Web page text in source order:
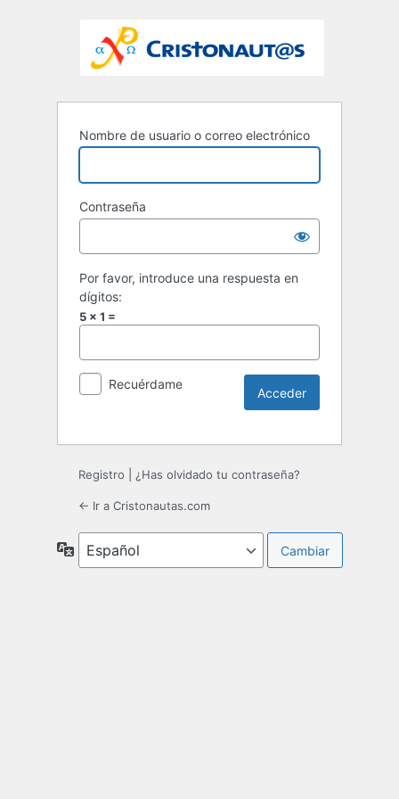
Nombre de usuario o correo electrónico
Contraseña
Por favor, introduce una respuesta en
dígitos:
5 × 1 =
Recuérdame
Registro ¿Has olvidado tu contraseña?
← Ir a Cristonautas.com
Idioma